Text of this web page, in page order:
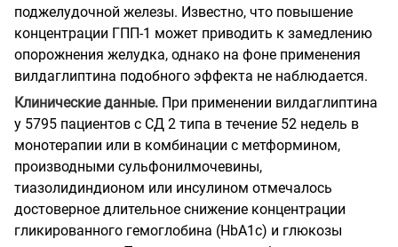
поджелудочной железы. Известно, что повышение
концентрации ГПП-1 может приводить к замедлению
опорожнения желудка, однако на фоне применения
вилдаглиптина подобного эффекта не наблюдается.
Клинические данные. При применении вилдаглиптина
у 5795 пациентов с СД 2 типа в течение 52 недель в
монотерапии или в комбинации с метформином,
производными сульфонилмочевины,
тиазолидиндионом или инсулином отмечалось
достоверное длительное снижение концентрации
гликированного гемоглобина (HbA1c) и глюкозы